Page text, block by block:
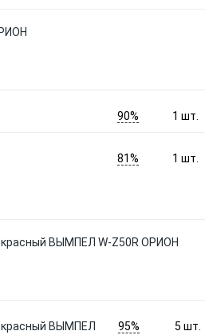
90% 1 шт.
81% 1 шт.
ВЫМПЕЛ W-Z50R ОРИОН
ВЫМПЕЛ 95% 5шт.